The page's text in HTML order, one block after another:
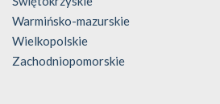
Warmińsko-mazurskie
Wielkopolskie
Zachodniopomorskie